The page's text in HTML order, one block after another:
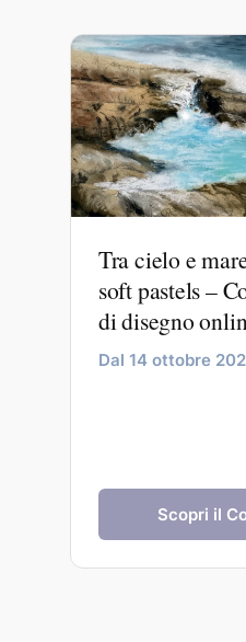
Tra cielo e
soft pastels –
di disegno
Dal 14 ottobre
Scopri il